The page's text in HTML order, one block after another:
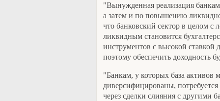
"Вынужденная реализация
а затем и по повышению
что банковский сектор в целом с
ликвидным становится
инструментов с высокой ставкой
поэтому обеспечить доходность
"Банкам, у которых база активов
диверсифицированы,
через сделки слияния с другими